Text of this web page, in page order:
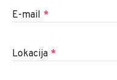
E-mail *
Lokacija *